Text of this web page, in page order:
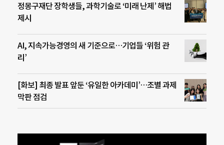
정몽구재단 장학생들, 과학기술로 ‘미래 난제’ 해법
제시
AI, 지속가능경영의 새 기준으로…기업들 ‘위험 관
리’
[화보] 최종 발표 앞둔 ‘유일한 아카데미’…조별 과제
막판 점검